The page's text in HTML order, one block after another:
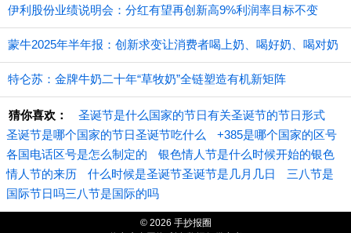
伊利股份业绩说明会：分红有望再创新高9%利润率目标不变
蒙牛2025年半年报：创新求变让消费者喝上奶、喝好奶、喝对奶
特仑苏：金牌牛奶二十年“草牧奶”全链塑造有机新矩阵
猜你喜欢：
圣诞节是什么国家的节日有关圣诞节的节日形式
圣诞节是哪个国家的节日圣诞节吃什么
+385是哪个国家的区号
各国电话区号是怎么制定的
银色情人节是什么时候开始的银色
情人节的来历
什么时候是圣诞节圣诞节是几月几日
三八节是
国际节日吗三八节是国际的吗
© 2026 手抄报圈